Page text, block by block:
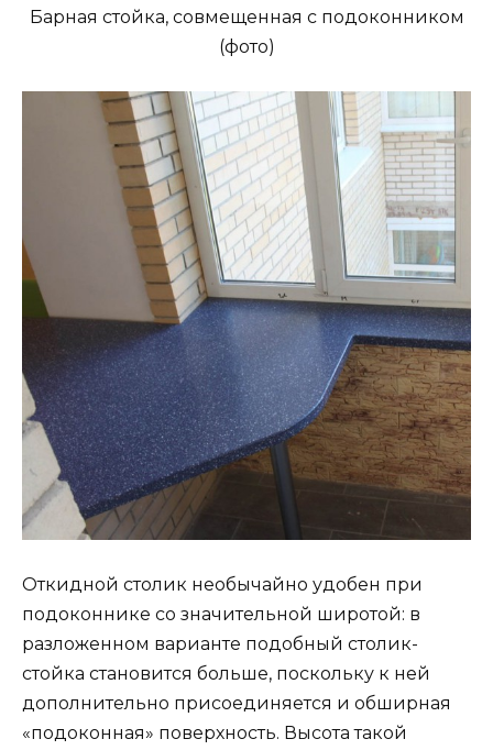
Барная стойка, совмещенная с подоконником
(фото)
Откидной столик необычайно удобен при
подоконнике со значительной широтой: в
разложенном варианте подобный столик-
стойка становится больше, поскольку к ней
дополнительно присоединяется и обширная
«подоконная» поверхность. Высота такой